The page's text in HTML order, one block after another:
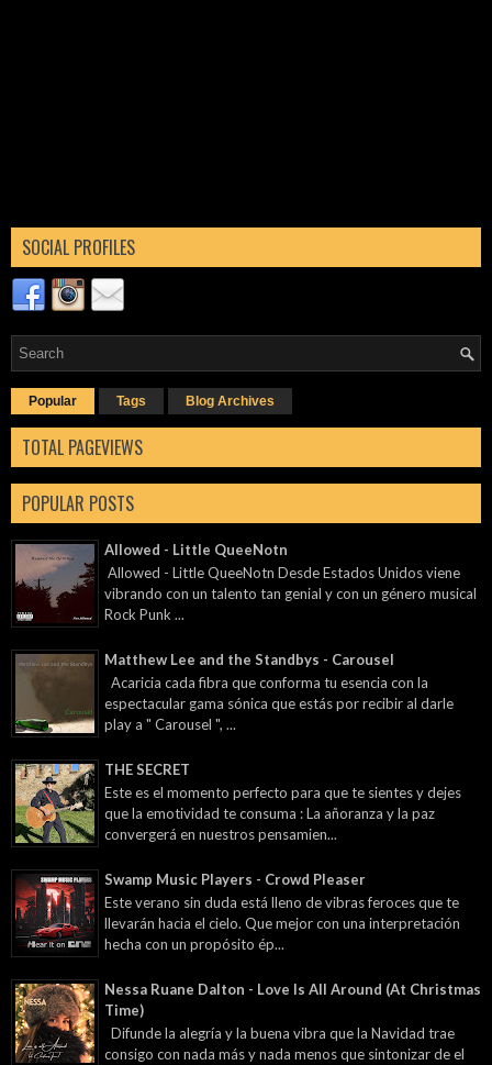
SOCIAL PROFILES
Popular Tags Blog Archives
TOTAL PAGEVIEWS
POPULAR POSTS
Allowed - Little QueeNotn
Allowed - Little QueeNotn Desde Estados Unidos viene
vibrando con un talento tan genial y con un género musical
Rock Punk ...
Matthew Lee and the Standbys - Carousel
Acaricia cada fibra que conforma tu esencia con la
espectacular gama sónica que estás por recibir al darle
play a " Carousel ", ...
THE SECRET
Este es el momento perfecto para que te sientes y dejes
que la emotividad te consuma : La añoranza y la paz
convergerá en nuestros pensamien...
Swamp Music Players - Crowd Pleaser
Este verano sin duda está lleno de vibras feroces que te
llevarán hacia el cielo. Que mejor con una interpretación
hecha con un propósito ép...
Nessa Ruane Dalton - Love Is All Around (At Christmas
Time)
Difunde la alegría y la buena vibra que la Navidad trae
consigo con nada más y nada menos que sintonizar de el